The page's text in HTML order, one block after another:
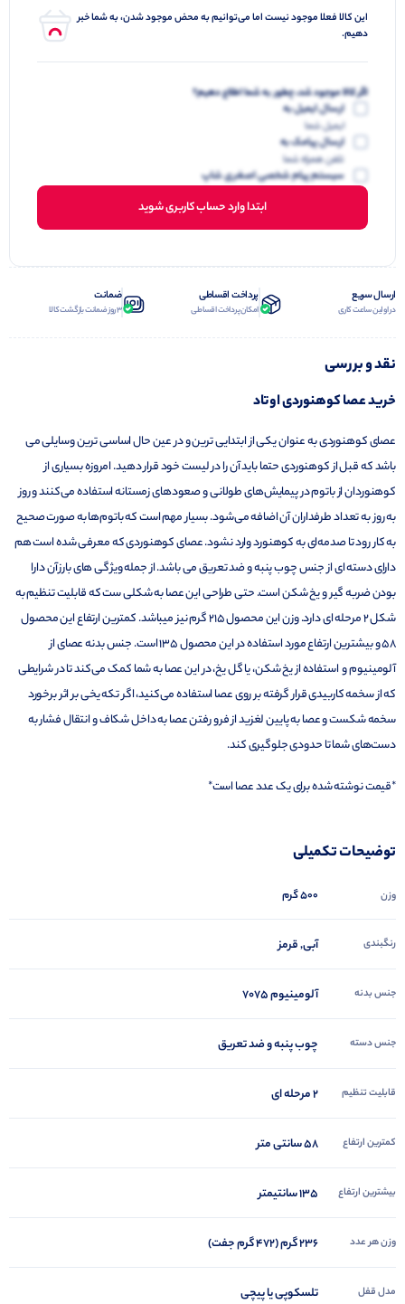
این کالا فعلا موجود نیست اما می‌توانیم به محض موجود شدن، به شما خبر
دهیم.
اگر کالا موجود شد، چطور به شما اطلاع دهیم؟
ارسال ایمیل به
ایمیل شما
ارسال پیامک به
تلفن همراه شما
سیستم پیام شخصی اصغری شاپ
ابتدا وارد حساب کاربری شوید
ارسال سریع
در اولین ساعت کاری
پرداخت اقساطی
امکان پرداخت اقساطی
ضمانت
3 روز ضمانت بازگشت کالا
نقد و بررسی
خرید عصا کوهنوردی اوتاد
عصای کوهنوردی به عنوان یکی از ابتدایی‌ ترین و در عین حال اساسی‌ ترین وسایلی می
باشد که قبل از کوهنوردی حتما باید آن را در لیست خود قرار دهید. امروزه بسیاری از
کوهنوردان از باتوم در پیمایش‌های طولانی و صعود‌های زمستانه استفاده می‌کنند و روز
به روز به تعداد طرفداران آن اضافه می‌شود. بسیار مهم است که باتوم‌ها به صورت صحیح
به کار رود تا صدمه‌ای به کوهنورد وارد نشود. عصای کوهنوردی که معرفی شده است هم
دارای دسته ای از جنس چوب پنبه و ضد تعریق می باشد. از جمله ویژگی های بارز آن دارا
بودن ضربه گیر و یخ شکن است. حتی طراحی این عصا به شکلی ست که قابلیت تنظیم به
شکل 2 مرحله ای دارد. وزن این محصول 215 گرم نیز میباشد. کمترین ارتفاع این محصول
58 و بیشترین ارتفاع مورد استفاده در این محصول 135 است. جنس بدنه عصای از
آلومینیوم و استفاده از یخ شکن، یا گل یخ، در این عصا به شما کمک می‌کند تا در شرایطی
که از سخمه کاربیدی قرار گرفته بر روی عصا استفاده می‌کنید، اگر تکه یخی بر اثر برخورد
سخمه شکست و عصا به پایین لغزید از فرو رفتن عصا به داخل شکاف و انتقال فشار به
دست‌های شما تا حدودی جلوگیری کند.
*قیمت نوشته شده برای یک عدد عصا است*
توضیحات تکمیلی
وزن 500 گرم
رنگبندی آبی, قرمز
جنس بدنه آلومینیوم 7075
جنس دسته چوب پنبه و ضد تعریق
قابلیت تنظیم 2 مرحله ای
کمترین ارتفاع 58 سانتی متر
بیشترین ارتفاع 135 سانتیمتر
وزن هر عدد ۲۳۶ گرم (۴۷۲ گرم جفت)
مدل قفل تلسکوپی یا پیچی